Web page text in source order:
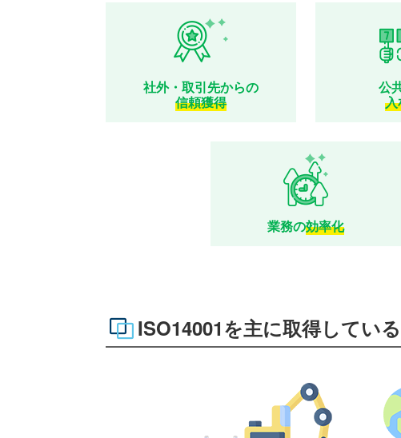
社外・取引先からの
信頼獲得
公
入
業務の効率化
ISO14001を主に取得してい